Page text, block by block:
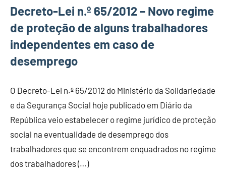
Decreto-Lei n.º 65/2012 – Novo regime
de proteção de alguns trabalhadores
independentes em caso de
desemprego
O Decreto-Lei n.º 65/2012 do Ministério da Solidariedade
e da Segurança Social hoje publicado em Diário da
República veio estabelecer o regime jurídico de proteção
social na eventualidade de desemprego dos
trabalhadores que se encontrem enquadrados no regime
dos trabalhadores (…)